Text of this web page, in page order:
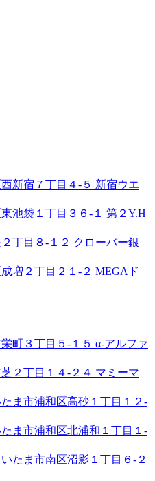
新宿７丁目４-５ 新宿ウエ
池袋１丁目３６-１ 第２Y.H
丁目８-１２ クローバー銀
増２丁目２１-２ MEGAド
町３丁目５-１５ α-アルファ
２丁目１４-２４ マミーマ
ま市浦和区高砂１丁目１２-
ま市浦和区北浦和１丁目１-
たま市南区沼影１丁目６-２